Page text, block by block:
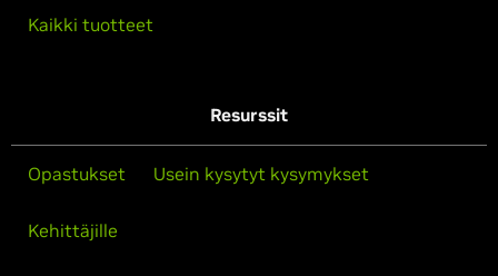
Kaikki tuotteet
Resurssit
Opastukset Usein kysytyt kysymykset
Kehittäjille